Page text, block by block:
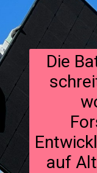
Die
auf